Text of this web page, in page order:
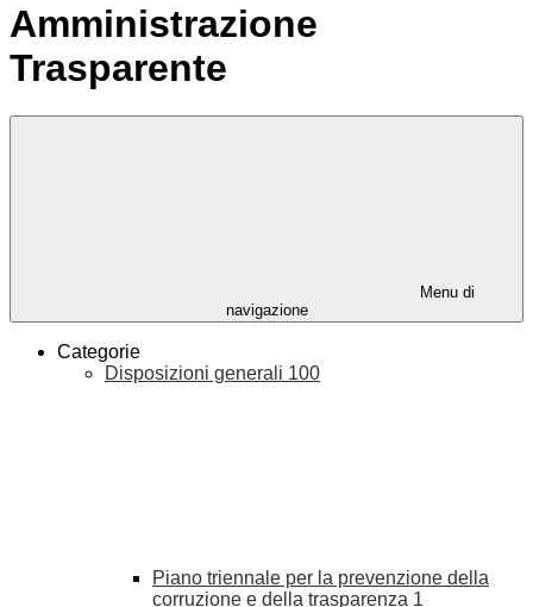
Amministrazione
Trasparente
Menu di
navigazione
Categorie
Disposizioni generali 100
Piano triennale per la prevenzione della
corruzione e della trasparenza 1